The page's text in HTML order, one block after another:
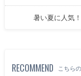
暑い夏に人気
RECOMMEND こちら